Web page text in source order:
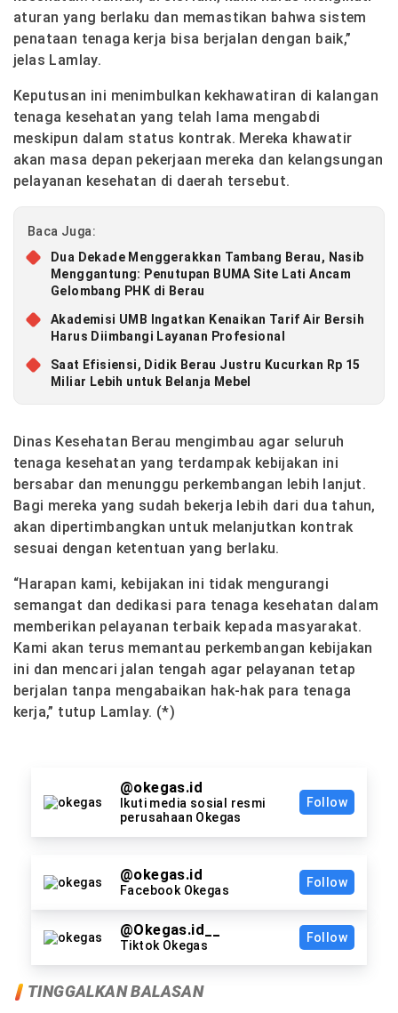
aturan yang berlaku dan memastikan bahwa sistem
penataan tenaga kerja bisa berjalan dengan baik,”
jelas Lamlay.
Keputusan ini menimbulkan kekhawatiran di kalangan
tenaga kesehatan yang telah lama mengabdi
meskipun dalam status kontrak. Mereka khawatir
akan masa depan pekerjaan mereka dan kelangsungan
pelayanan kesehatan di daerah tersebut.
Baca Juga:
Dua Dekade Menggerakkan Tambang Berau, Nasib
Menggantung: Penutupan BUMA Site Lati Ancam
Gelombang PHK di Berau
Akademisi UMB Ingatkan Kenaikan Tarif Air Bersih
Harus Diimbangi Layanan Profesional
Saat Efisiensi, Didik Berau Justru Kucurkan Rp 15
Miliar Lebih untuk Belanja Mebel
Dinas Kesehatan Berau mengimbau agar seluruh
tenaga kesehatan yang terdampak kebijakan ini
bersabar dan menunggu perkembangan lebih lanjut.
Bagi mereka yang sudah bekerja lebih dari dua tahun,
akan dipertimbangkan untuk melanjutkan kontrak
sesuai dengan ketentuan yang berlaku.
“Harapan kami, kebijakan ini tidak mengurangi
semangat dan dedikasi para tenaga kesehatan dalam
memberikan pelayanan terbaik kepada masyarakat.
Kami akan terus memantau perkembangan kebijakan
ini dan mencari jalan tengah agar pelayanan tetap
berjalan tanpa mengabaikan hak-hak para tenaga
kerja,” tutup Lamlay. (*)
@okegas.id
Ikuti media sosial resmi
perusahaan Okegas
Follow
@okegas.id
Facebook Okegas
Follow
@Okegas.id__
Tiktok Okegas
Follow
TINGGALKAN BALASAN